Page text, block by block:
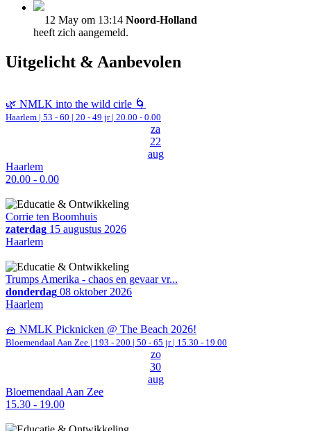
12 May om 13:14 Noord-Holland
heeft zich aangemeld.
Uitgelicht & Aanbevolen
🌿 NMLK into the wild cirle 🌀
Haarlem | 53 - 60 | 20 - 49 jr | 20.00 - 0.00
za
22
aug
Haarlem
20.00 - 0.00
Corrie ten Boomhuis
zaterdag 15 augustus 2026
Haarlem
Trumps Amerika - chaos en gevaar vr...
donderdag 08 oktober 2026
Haarlem
🧺 NMLK Picknicken @ The Beach 2026!
Bloemendaal Aan Zee | 193 - 200 | 50 - 65 jr | 15.30 - 19.00
zo
30
aug
Bloemendaal Aan Zee
15.30 - 19.00